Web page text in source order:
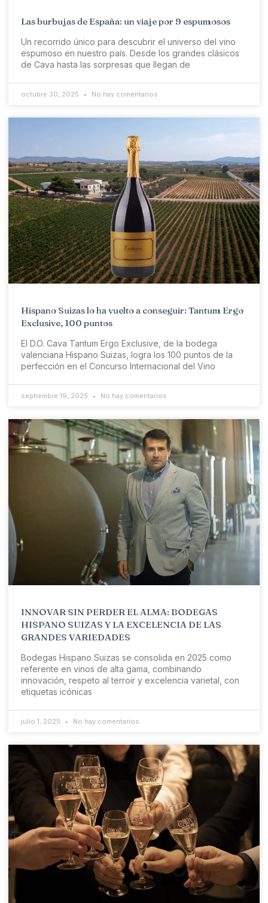
Las burbujas de España: un viaje por 9 espumosos
Un recorrido único para descubrir el universo del vino
espumoso en nuestro país. Desde los grandes clásicos
de Cava hasta las sorpresas que llegan de
octubre 30, 2025 No hay comentarios
Hispano Suizas lo ha vuelto a conseguir: Tantum Ergo
Exclusive, 100 puntos
El D.O. Cava Tantum Ergo Exclusive, de la bodega
valenciana Hispano Suizas, logra los 100 puntos de la
perfección en el Concurso Internacional del Vino
septiembre 19, 2025 No hay comentarios
INNOVAR SIN PERDER EL ALMA: BODEGAS
HISPANO SUIZAS Y LA EXCELENCIA DE LAS
GRANDES VARIEDADES
Bodegas Hispano Suizas se consolida en 2025 como
referente en vinos de alta gama, combinando
innovación, respeto al terroir y excelencia varietal, con
etiquetas icónicas
julio 1, 2025 No hay comentarios